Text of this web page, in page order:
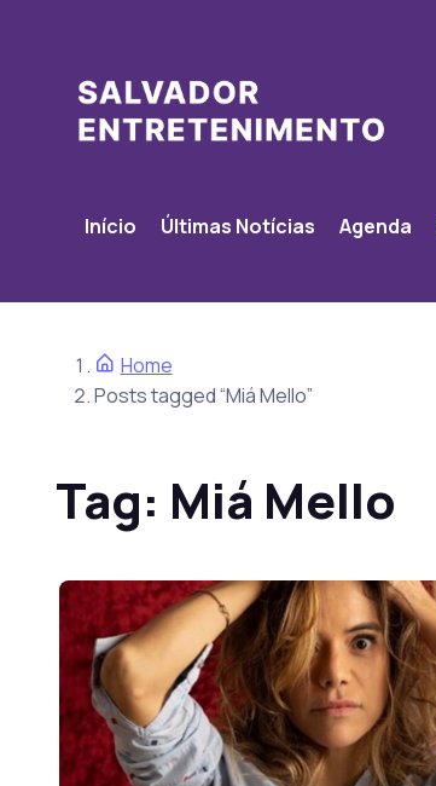
Início Últimas Notícias Agenda
Home
Posts tagged “Miá Mello”
Tag: Miá Mello